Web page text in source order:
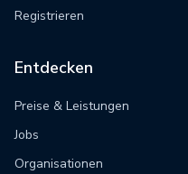
Registrieren
Entdecken
Preise & Leistungen
Jobs
Organisationen